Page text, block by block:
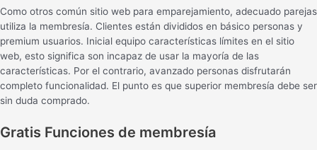
Como otros común sitio web para emparejamiento, adecuado parejas
utiliza la membresía. Clientes están divididos en básico personas y
premium usuarios. Inicial equipo características límites en el sitio
web, esto significa son incapaz de usar la mayoría de las
características. Por el contrario, avanzado personas disfrutarán
completo funcionalidad. El punto es que superior membresía debe ser
sin duda comprado.
Gratis Funciones de membresía